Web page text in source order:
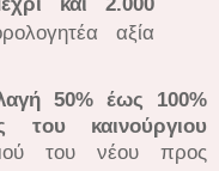
αξία
50% έως 100%
του καινούργιου
του νέου προς